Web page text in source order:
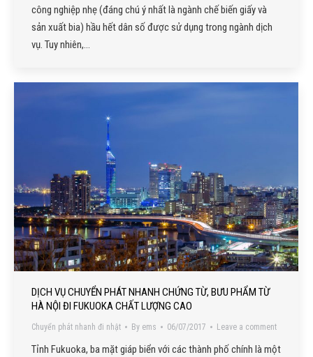
công nghiệp nhẹ (đáng chú ý nhất là ngành chế biến giấy và
sản xuất bia) hầu hết dân số được sử dụng trong ngành dịch
vụ. Tuy nhiên,…
DỊCH VỤ CHUYỂN PHÁT NHANH CHỨNG TỪ, BƯU PHẨM TỪ
HÀ NỘI ĐI FUKUOKA CHẤT LƯỢNG CAO
Chuyển phát nhanh đi nhật By ems 06/07/2017 Leave a comment
Tỉnh Fukuoka, ba mặt giáp biển với các thành phố chính là một